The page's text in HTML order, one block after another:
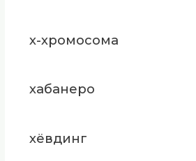
х-хромосома
хабанеро
хёвдинг